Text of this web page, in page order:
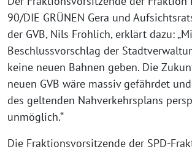
90/DIE GRÜNEN Gera und
der GVB, Nils Fröhlich, erklärt dazu:
Beschlussvorschlag der
keine neuen Bahnen geben. Die
neuen GVB wäre massiv gefährdet
des geltenden Nahverkehrsplans
unmöglich.“
Die Fraktionsvorsitzende der SPD-